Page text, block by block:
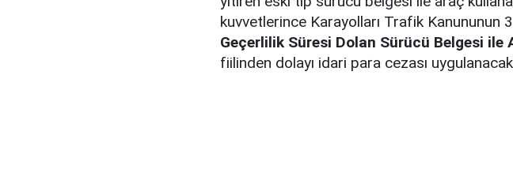
kuvvetlerince Karayolları Trafik Kanununun
Geçerlilik Süresi Dolan Sürücü Belgesi ile
fiilinden dolayı idari para cezası